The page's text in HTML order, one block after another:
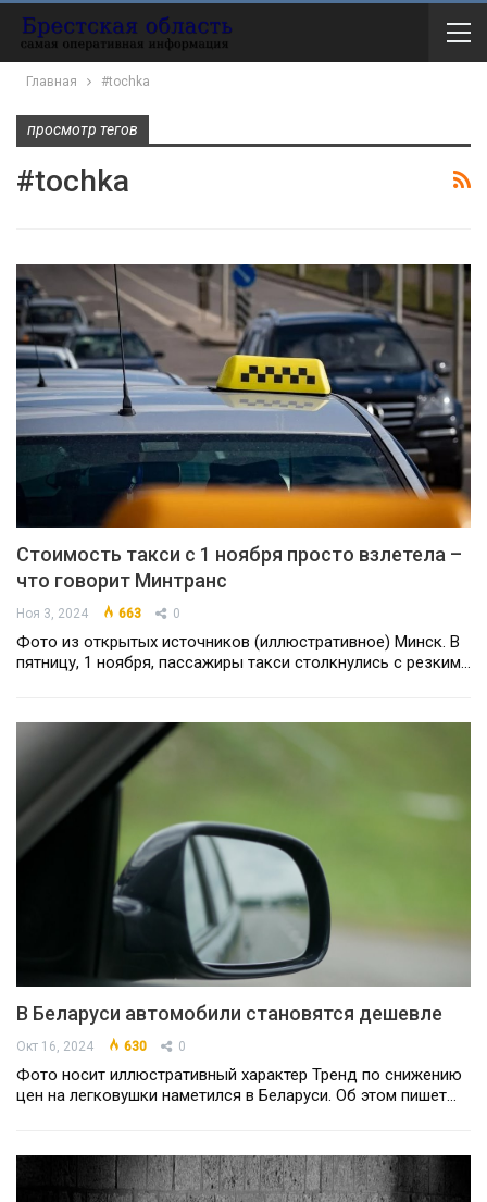
Главная #tochka
просмотр тегов
#tochka
Стоимость такси с 1 ноября просто взлетела –
что говорит Минтранс
Ноя 3, 2024 663 0
Фото из открытых источников (иллюстративное) Минск. В
пятницу, 1 ноября, пассажиры такси столкнулись с резким…
В Беларуси автомобили становятся дешевле
Окт 16, 2024 630 0
Фото носит иллюстративный характер Тренд по снижению
цен на легковушки наметился в Беларуси. Об этом пишет…